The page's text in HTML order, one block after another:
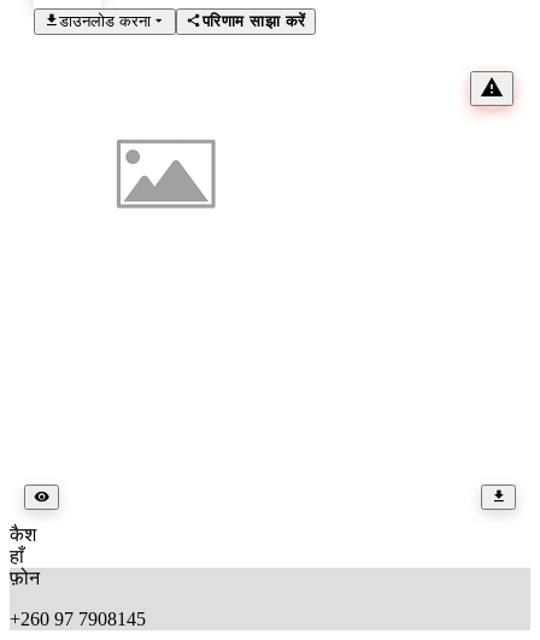
डाउनलोड करना
परिणाम साझा करें
कैश
हाँ
फ़ोन
+260 97 7908145